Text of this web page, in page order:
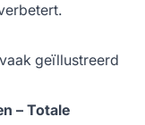
geïllustreerd
– Totale